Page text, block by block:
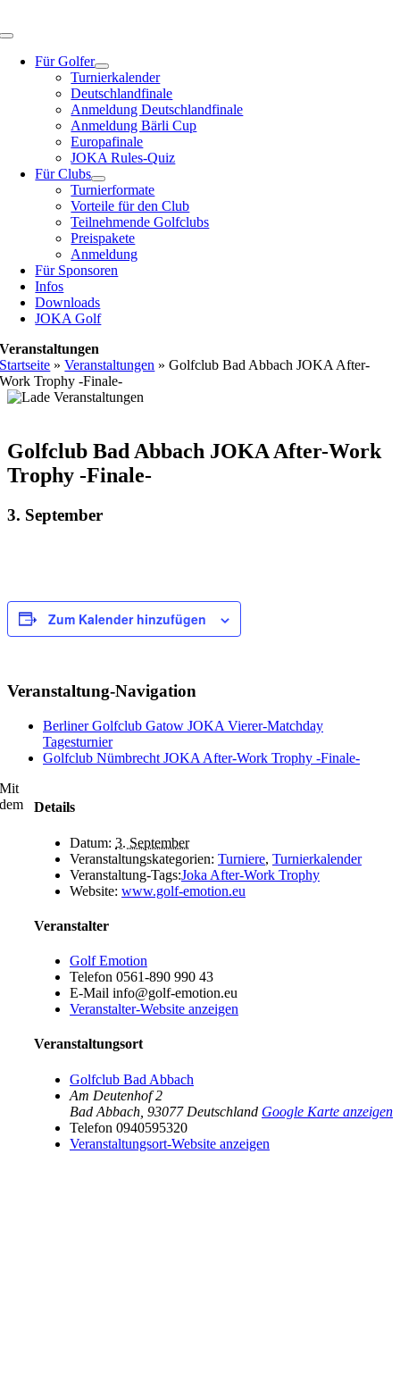
Inhalt
Toggle
NavigationFür Golfer
Turnierkalender
Deutschlandfinale
Anmeldung Deutschlandfinale
Anmeldung Bärli Cup
Europafinale
JOKA Rules-Quiz
Für Clubs
Turnierformate
Vorteile für den Club
Teilnehmende Golfclubs
Preispakete
Anmeldung
Für Sponsoren
Infos
Downloads
JOKA Golf
Veranstaltungen
Startseite »Veranstaltungen »Golfclub Bad Abbach JOKA After-
Work Trophy -Finale-
Golfclub Bad Abbach JOKA After-Work
Trophy -Finale-
3. September
Zum Kalender hinzufügen
Veranstaltung-Navigation
Berliner Golfclub Gatow JOKA Vierer-Matchday
Tagesturnier
Golfclub Nümbrecht JOKA After-Work Trophy -Finale-
Details
Datum: 3. September
Veranstaltungskategorien: Turniere, Turnierkalender
Veranstaltung-Tags:Joka After-Work Trophy
Website: www.golf-emotion.eu
Veranstalter
Golf Emotion
Telefon 0561-890 990 43
E-Mail info@golf-emotion.eu
Veranstalter-Website anzeigen
Veranstaltungsort
Golfclub Bad Abbach
Am Deutenhof 2
Bad Abbach 93077 Deutschland Google Karte anzeigen
Telefon 0940595320
Veranstaltungsort-Website anzeigen
Mit
dem